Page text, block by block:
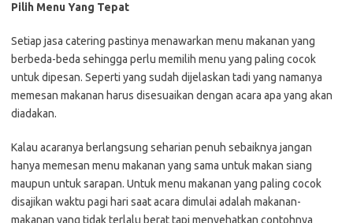
Pilih Menu Yang Tepat
Setiap jasa catering pastinya menawarkan menu makanan yang
berbeda-beda sehingga perlu memilih menu yang paling cocok
untuk dipesan. Seperti yang sudah dijelaskan tadi yang namanya
memesan makanan harus disesuaikan dengan acara apa yang akan
diadakan.
Kalau acaranya berlangsung seharian penuh sebaiknya jangan
hanya memesan menu makanan yang sama untuk makan siang
maupun untuk sarapan. Untuk menu makanan yang paling cocok
disajikan waktu pagi hari saat acara dimulai adalah makanan-
makanan yang tidak terlalu berat tapi menyehatkan contohnya